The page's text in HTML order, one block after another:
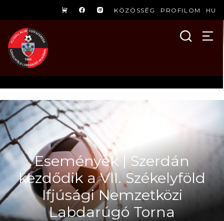
KÖZÖSSÉG PROFILOM HU
Események | Szerdán
kezdődik a VII. Székelyföld
Ifjúsági Nemzetközi
Labdarúgó Torna